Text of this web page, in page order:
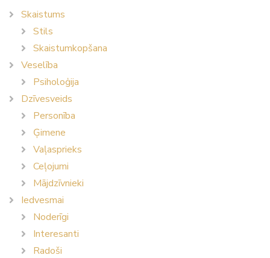
Skaistums
Stils
Skaistumkopšana
Veselība
Psiholoģija
Dzīvesveids
Personība
Ģimene
Vaļasprieks
Ceļojumi
Mājdzīvnieki
Iedvesmai
Noderīgi
Interesanti
Radoši